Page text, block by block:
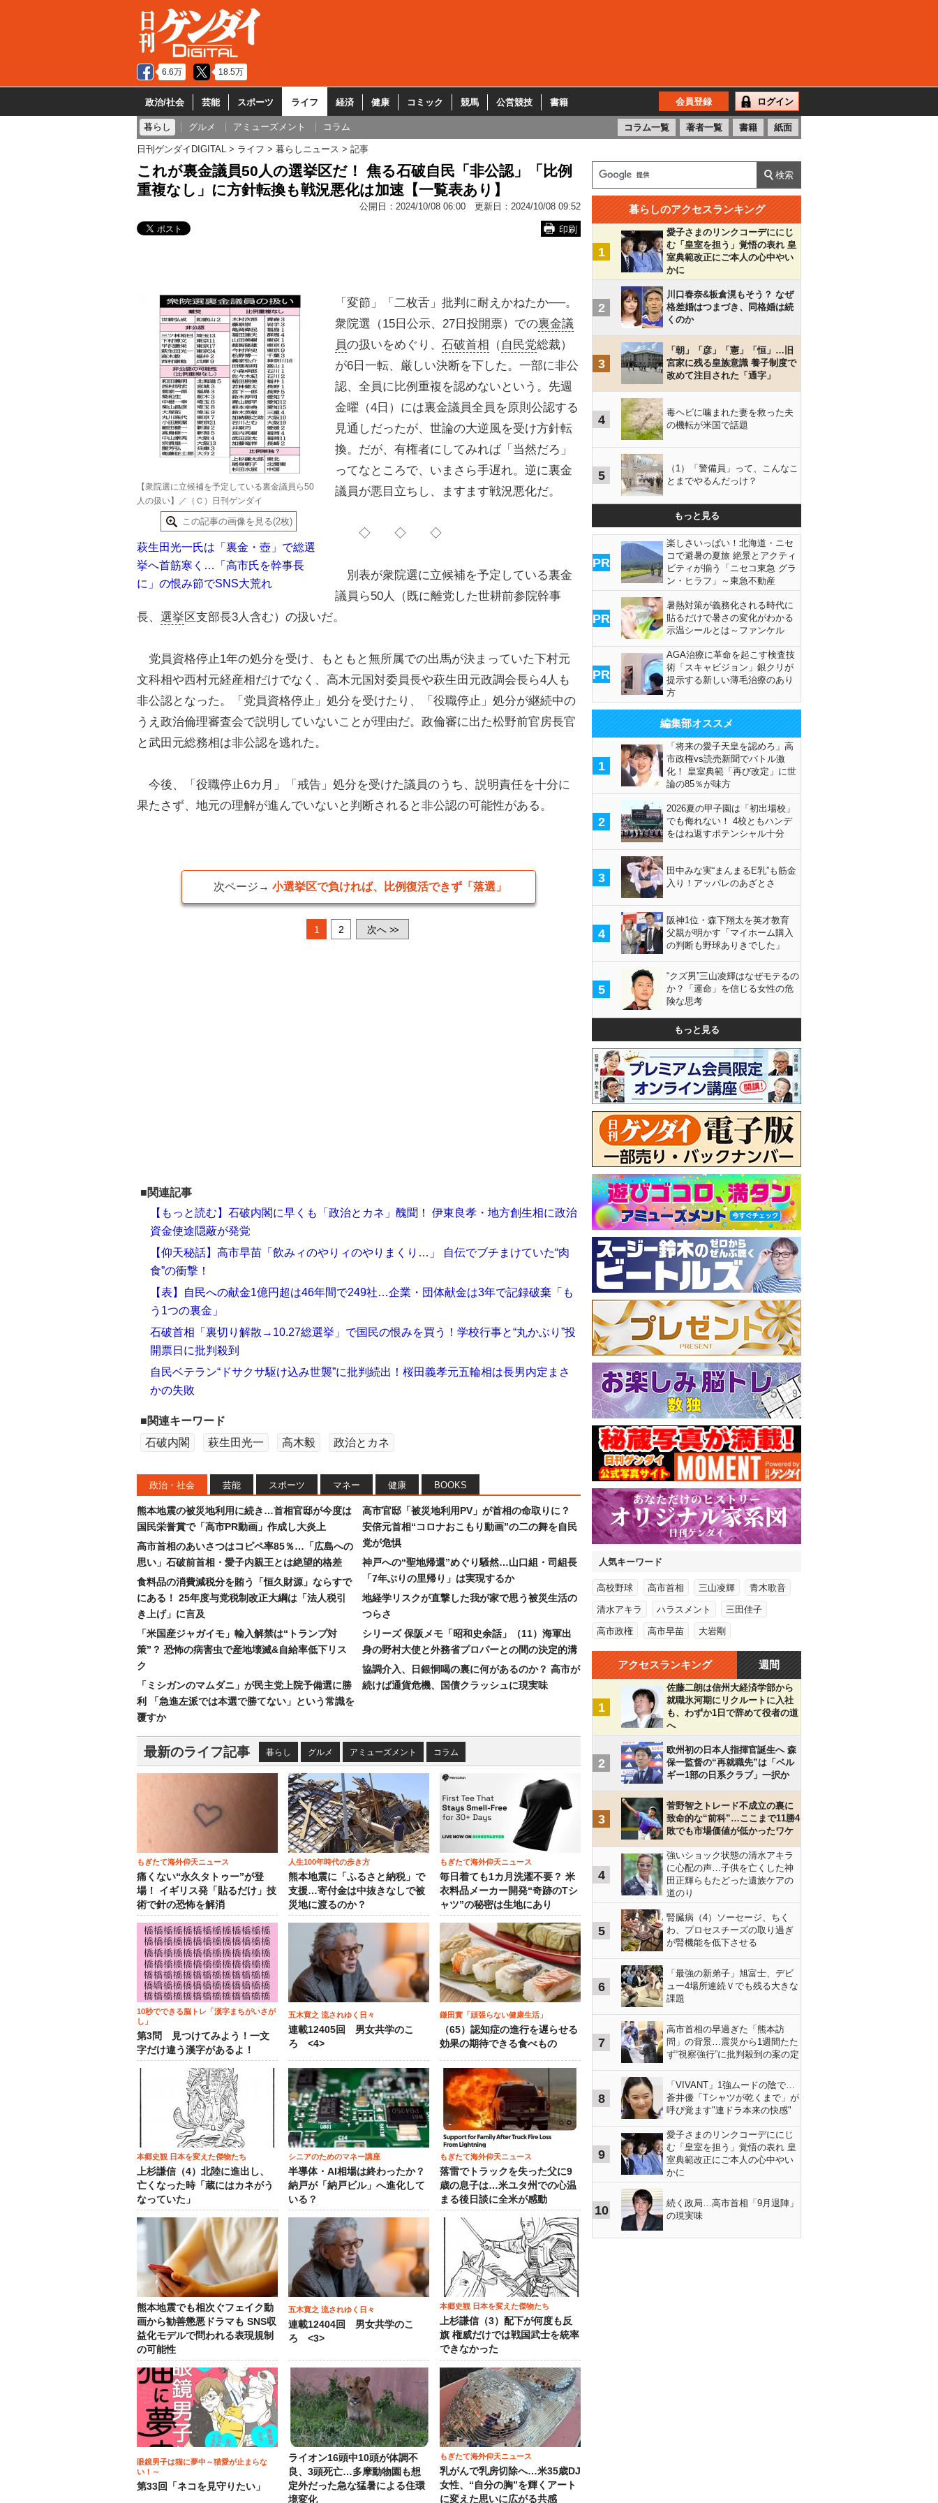
6.6万 18.5万
政治/社会 芸能 スポーツ ライフ 経済 健康 コミック 競馬 公営競技 書籍 会員登録 ログイン
暮らし グルメ アミューズメント コラム コラム一覧 著者一覧 書籍 紙面
日刊ゲンダイDIGITAL ライフ 暮らしニュース 記事
これが裏金議員50人の選挙区だ！ 焦る石破自民「非公認」「比例
重複なし」に方針転換も戦況悪化は加速【一覧表あり】
公開日： 2024/10/08 06:00 更新日： 2024/10/08 09:52
印刷
【衆院選に立候補を予定している裏金議員ら50
人の扱い】／（Ｃ）日刊ゲンダイ
この記事の画像を見る(2枚)
萩生田光一氏は「裏金・壺」で総選
挙へ首筋寒く…「高市氏を幹事長
に」の恨み節でSNS大荒れ
「変節」「二枚舌」批判に耐えかねたか──。
衆院選（15日公示、27日投開票）での裏金議
員の扱いをめぐり、 石破首相 （ 自民党総裁）
が6日一転、厳しい決断を下した。一部に非公
認、全員に比例重複を認めないという。先週
金曜（4日）には裏金議員全員を原則公認する
見通しだったが、世論の大逆風を受け方針転
換。だが、有権者にしてみれば「当然だろ」
ってなところで、いまさら手遅れ。逆に裏金
議員が悪目立ちし、ますます戦況悪化だ。
◇ ◇ ◇
別表が衆院選に立候補を予定している裏金
議員ら50人（既に離党した世耕前参院幹事
長、 選挙区支部長3人含む）の扱いだ。
党員資格停止1年の処分を受け、もともと無所属での出馬が決まっていた下村元
文科相や西村元経産相だけでなく、高木元国対委員長や萩生田元政調会長ら4人も
非公認となった。「党員資格停止」処分を受けたり、「役職停止」処分が継続中の
うえ政治倫理審査会で説明していないことが理由だ。政倫審に出た松野前官房長官
と武田元総務相は非公認を逃れた。
今後、「役職停止6カ月」「戒告」処分を受けた議員のうち、説明責任を十分に
果たさず、地元の理解が進んでいないと判断されると非公認の可能性がある。
次ページ→小選挙区で負ければ、比例復活できず「落選」
1 2 次へ >>
■関連記事
【もっと読む】石破内閣に早くも「政治とカネ」醜聞！ 伊東良孝・地方創生相に政治
資金使途隠蔽が発覚
【仰天秘話】高市早苗「飲みィのやりィのやりまくり…」 自伝でブチまけていた“肉
食”の衝撃！
【表】自民への献金1億円超は46年間で249社…企業・団体献金は3年で記録破棄「も
う1つの裏金」
石破首相「裏切り解散→10.27総選挙」で国民の恨みを買う！学校行事と“丸かぶり”投
開票日に批判殺到
自民ベテラン“ドサクサ駆け込み世襲”に批判続出！桜田義孝元五輪相は長男内定まさ
かの失敗
■関連キーワード
石破内閣
萩生田光一 高木毅 政治とカネ
政治・社会 芸能 スポーツ マネー 健康 BOOKS
熊本地震の被災地利用に続き…首相官邸が今度は
国民栄誉賞で「高市PR動画」作成し大炎上
高市首相のあいさつはコピペ率85％…「広島への
思い」石破前首相・愛子内親王とは絶望的格差
食料品の消費減税分を賄う「恒久財源」ならすで
にある！ 25年度与党税制改正大綱は「法人税引
き上げ」に言及
「米国産ジャガイモ」輸入解禁は“トランプ対
策”？ 恐怖の病害虫で産地壊滅&自給率低下リス
ク
「ミシガンのマムダニ」が民主党上院予備選に勝
利 「急進左派では本選で勝てない」という常識を
覆すか
高市官邸「被災地利用PV」が首相の命取りに？
安倍元首相“コロナおこもり動画”の二の舞を自民
党が危惧
神戸への“聖地帰還”めぐり騒然…山口組・司組長
「7年ぶりの里帰り」は実現するか
地経学リスクが直撃した我が家で思う被災生活の
つらさ
シリーズ 保阪メモ「昭和史余話」（11）海軍出
身の野村大使と外務省プロパーとの間の決定的溝
協調介入、日銀恫喝の裏に何があるのか？ 高市が
続けば通貨危機、国債クラッシュに現実味
最新のライフ記事 暮らし グルメ アミューズメント コラム
もぎたて海外仰天ニュース
痛くない“永久タトゥー”が登
場！ イギリス発「貼るだけ」技
術で針の恐怖を解消
人生100年時代の歩き方
熊本地震に「ふるさと納税」で
支援…寄付金は中抜きなしで被
災地に渡るのか？
もぎたて海外仰天ニュース
毎日着ても1カ月洗濯不要？ 米
衣料品メーカー開発“奇跡のTシ
ャツ”の秘密は生地にあり
10秒でできる脳トレ「漢字まちがいさが
し」
第3問 見つけてみよう！一文
字だけ違う漢字があるよ！
五木寛之 流されゆく日々
連載12405回 男女共学のこ
ろ <4>
鎌田實「頑張らない健康生活」
（65）認知症の進行を遅らせる
効果の期待できる食べもの
本郷史観 日本を変えた傑物たち
上杉謙信（4）北陸に進出し、
亡くなった時「蔵にはカネがう
なっていた」
シニアのためのマネー講座
半導体・AI相場は終わったか？
納戸が「納戸ビル」へ進化して
いる？
もぎたて海外仰天ニュース
落雷でトラックを失った父に9
歳の息子は…米ユタ州での心温
まる後日談に全米が感動
熊本地震でも相次ぐフェイク動
画から勧善懲悪ドラマも SNS収
益化モデルで問われる表現規制
の可能性
五木寛之 流されゆく日々
連載12404回 男女共学のこ
ろ <3>
本郷史観 日本を変えた傑物たち
上杉謙信（3）配下が何度も反
旗 権威だけでは戦国武士を統率
できなかった
眼鏡男子は猫に夢中～猫愛が止まらな
い！～
第33回「ネコを見守りたい」
ライオン16頭中10頭が体調不
良、3頭死亡…多摩動物園も想
定外だった急な猛暑による住環
境変化
もぎたて海外仰天ニュース
乳がんで乳房切除へ…米35歳DJ
女性、“自分の胸”を輝くアート
に変えた思いに広がる共感
暮らしのアクセスランキング
1
愛子さまのリンクコーデににじ
む「皇室を担う」覚悟の表れ 皇
室典範改正にご本人の心中やい
かに
2
川口春奈&板倉滉もそう？ なぜ
格差婚はつまづき、同格婚は続
くのか
3
「朝」「彦」「憲」「恒」…旧
宮家に残る皇族意識 養子制度で
改めて注目された「通字」
4
毒ヘビに噛まれた妻を救った夫
の機転が米国で話題
5
（1）「警備員」って、こんなこ
とまでやるんだっけ？
もっと見る
PR
楽しさいっぱい！北海道・ニセ
コで避暑の夏旅 絶景とアクティ
ビティが揃う「ニセコ東急 グラ
ン・ヒラフ」～東急不動産
PR
暑熱対策が義務化される時代に
貼るだけで暑さの変化がわかる
示温シールとは～ファンケル
PR
AGA治療に革命を起こす検査技
術「スキャビジョン」銀クリが
提示する新しい薄毛治療のあり
方
編集部オススメ
1
「将来の愛子天皇を認めろ」高
市政権vs読売新聞でバトル激
化！ 皇室典範「再び改定」に世
論の85％が味方
2
2026夏の甲子園は「初出場校」
でも侮れない！ 4校ともハンデ
をはね返すポテンシャル十分
3
田中みな実“まんまるE乳”も筋金
入り！アッパレのあざとさ
4
阪神1位・森下翔太を英才教育
父親が明かす「マイホーム購入
の判断も野球ありきでした」
5
“クズ男”三山凌輝はなぜモテるの
か？「運命」を信じる女性の危
険な思考
もっと見る
人気キーワード
高校野球 高市首相 三山凌輝 青木歌音
清水アキラ ハラスメント 三田佳子
高市政権 高市早苗 大岩剛
アクセスランキング 週間
1
佐藤二朗は信州大経済学部から
就職氷河期にリクルートに入社
も、わずか1日で辞めて役者の道
へ
2
欧州初の日本人指揮官誕生へ 森
保一監督の“再就職先”は「ベル
ギー1部の日系クラブ」一択か
3
菅野智之トレード不成立の裏に
致命的な“前科”…ここまで11勝4
敗でも市場価値が低かったワケ
4
強いショック状態の清水アキラ
に心配の声…子供を亡くした神
田正輝らもたどった遺族ケアの
道のり
5
腎臓病（4）ソーセージ、ちく
わ、プロセスチーズの取り過ぎ
が腎機能を低下させる
6
「最強の新弟子」旭富士、デビ
ュー4場所連続Ｖでも残る大きな
課題
7
高市首相の早過ぎた「熊本訪
問」の背景…震災から1週間たた
ず“視察強行”に批判殺到の案の定
8
「VIVANT」1強ムードの陰で…
蒼井優「Tシャツが乾くまで」が
呼び覚ます"連ドラ本来の快感"
9
愛子さまのリンクコーデににじ
む「皇室を担う」覚悟の表れ 皇
室典範改正にご本人の心中やい
かに
10
続く政局…高市首相「9月退陣」
の現実味